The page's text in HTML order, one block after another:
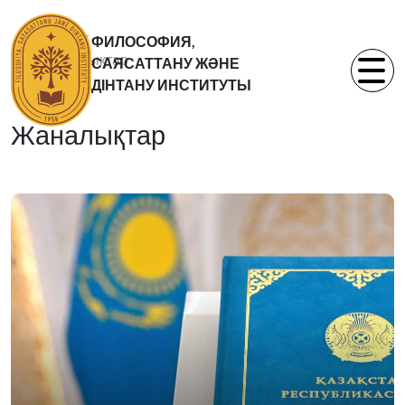
ФИЛОСОФИЯ,
САЯСАТТАНУ ЖӘНЕ
ДІНТАНУ ИНСТИТУТЫ
Басты бет
Жаналықтар
Статьи
Жаналықтар